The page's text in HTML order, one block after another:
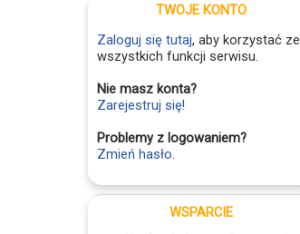
TWOJE KONTO
Zaloguj się tutaj, aby korzystać ze
wszystkich funkcji serwisu.
Nie masz konta?
Zarejestruj się!
Problemy z logowaniem?
Zmień hasło.
WSPARCIE